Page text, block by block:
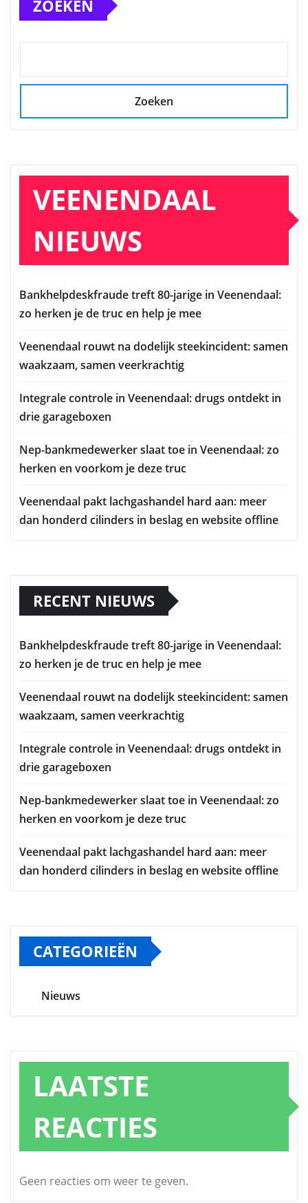
ZOEKEN
Zoeken
VEENENDAAL
NIEUWS
Bankhelpdeskfraude treft 80-jarige in Veenendaal:
zo herken je de truc en help je mee
Veenendaal rouwt na dodelijk steekincident: samen
waakzaam, samen veerkrachtig
Integrale controle in Veenendaal: drugs ontdekt in
drie garageboxen
Nep-bankmedewerker slaat toe in Veenendaal: zo
herken en voorkom je deze truc
Veenendaal pakt lachgashandel hard aan: meer
dan honderd cilinders in beslag en website offline
RECENT NIEUWS
Bankhelpdeskfraude treft 80-jarige in Veenendaal:
zo herken je de truc en help je mee
Veenendaal rouwt na dodelijk steekincident: samen
waakzaam, samen veerkrachtig
Integrale controle in Veenendaal: drugs ontdekt in
drie garageboxen
Nep-bankmedewerker slaat toe in Veenendaal: zo
herken en voorkom je deze truc
Veenendaal pakt lachgashandel hard aan: meer
dan honderd cilinders in beslag en website offline
CATEGORIEËN
Nieuws
LAATSTE
REACTIES
Geen reacties om weer te geven.